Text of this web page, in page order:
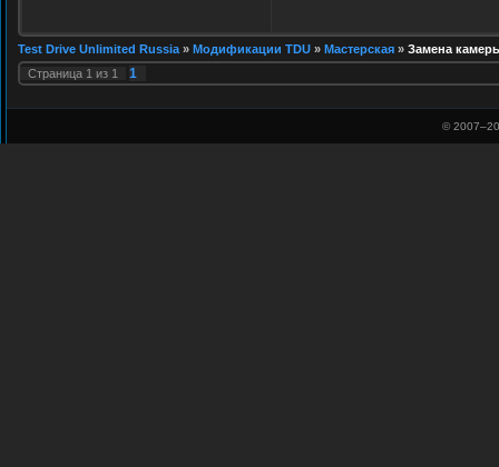
Test Drive Unlimited Russia » Модификации TDU » Мастерская » Замена
Страница 1 из 1 1
© 2007–